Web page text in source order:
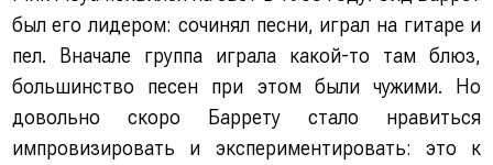
был его лидером: сочинял песни, играл на гитаре и
пел. Вначале группа играла какой-то там блюз,
большинство песен при этом были чужими. Но
довольно скоро Баррету стало нравиться
импровизировать и экспериментировать: это к